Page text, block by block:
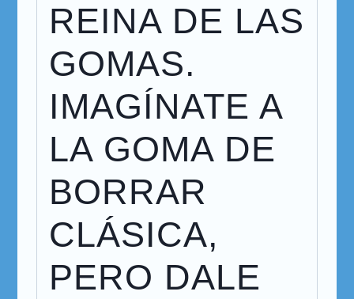
REINA DE LAS
GOMAS.
IMAGÍNATE A
LA GOMA DE
BORRAR
CLÁSICA,
PERO DALE